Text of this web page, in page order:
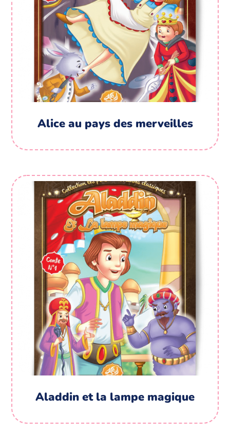
Alice au pays des merveilles
Aladdin et la lampe magique